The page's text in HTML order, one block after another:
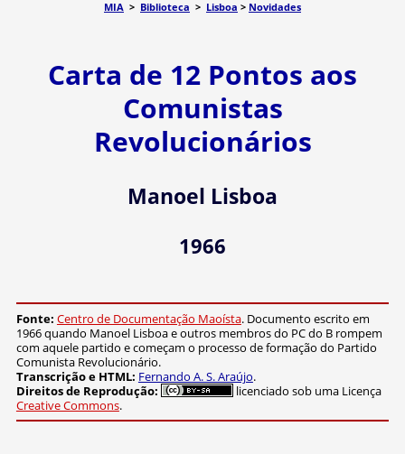
MIA > Biblioteca > Lisboa > Novidades
Carta de 12 Pontos aos
Comunistas
Revolucionários
Manoel Lisboa
1966
Fonte: Centro de Documentação Maoísta. Documento escrito em
1966 quando Manoel Lisboa e outros membros do PC do B rompem
com aquele partido e começam o processo de formação do Partido
Comunista Revolucionário.
Transcrição e HTML: Fernando A. S. Araújo.
Direitos de Reprodução:
licenciado sob uma Licença
Creative Commons.